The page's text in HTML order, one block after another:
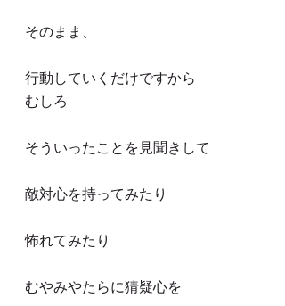
そのまま、
行動していくだけですから
むしろ
そういったことを見聞きして
敵対心を持ってみたり
怖れてみたり
むやみやたらに猜疑心を